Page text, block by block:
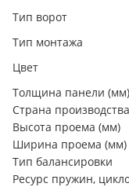
Тип ворот
Тип монтажа
Цвет
Толщина панели (мм)
Страна производства
Высота проема (мм)
Ширина проема (мм)
Тип балансировки
Ресурс пружин,